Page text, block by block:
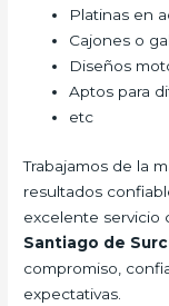
Platinas en
Cajones o
Diseños
Aptos para
etc
Trabajamos de la
resultados
excelente servicio
Santiago de
compromiso,
expectativas.